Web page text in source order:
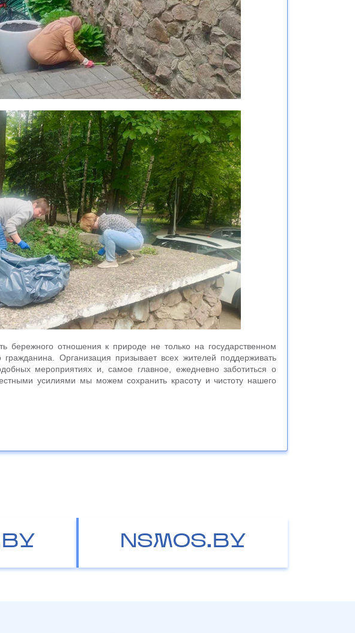
бережного отношения к природе не только на государственном
Организация призывает всех жителей поддерживать
мероприятиях и, самое главное, ежедневно заботиться о
усилиями мы можем сохранить красоту и чистоту нашего
NSMOS.BY